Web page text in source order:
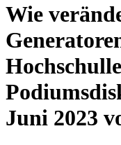
Wie
Juni 2023